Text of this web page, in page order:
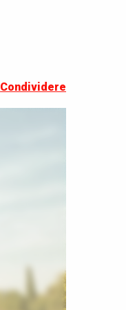
Condividere